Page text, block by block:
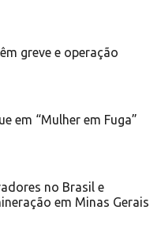
greve e operação
em “Mulher em Fuga”
no Brasil e
em Minas Gerais